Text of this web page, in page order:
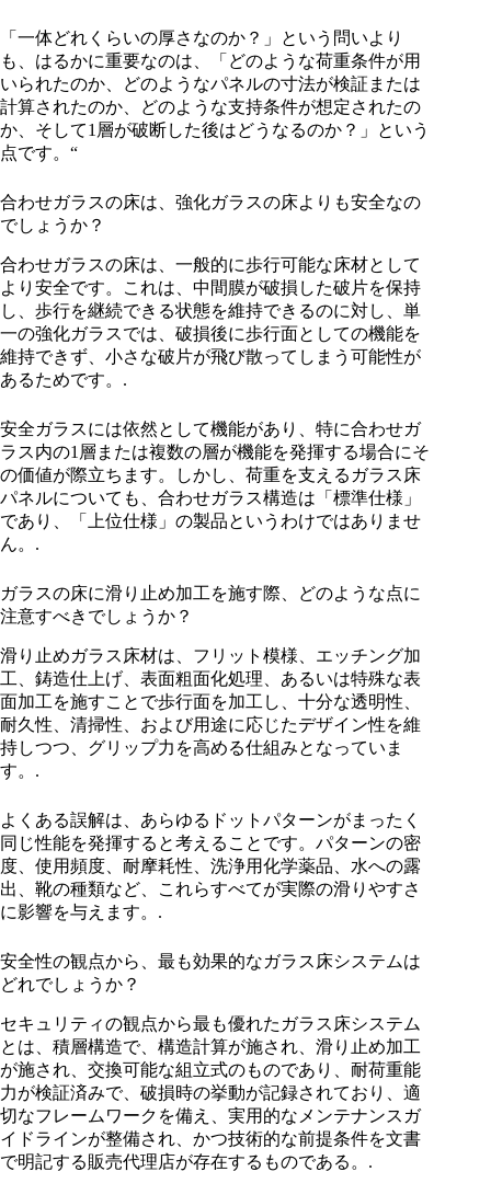
「一体どれくらいの厚さなのか？」という問いより
も、はるかに重要なのは、「どのような荷重条件が用
いられたのか、どのようなパネルの寸法が検証または
計算されたのか、どのような支持条件が想定されたの
か、そして1層が破断した後はどうなるのか？」という
点です。“
合わせガラスの床は、強化ガラスの床よりも安全なの
でしょうか？
合わせガラスの床は、一般的に歩行可能な床材として
より安全です。これは、中間膜が破損した破片を保持
し、歩行を継続できる状態を維持できるのに対し、単
一の強化ガラスでは、破損後に歩行面としての機能を
維持できず、小さな破片が飛び散ってしまう可能性が
あるためです。.
安全ガラスには依然として機能があり、特に合わせガ
ラス内の1層または複数の層が機能を発揮する場合にそ
の価値が際立ちます。しかし、荷重を支えるガラス床
パネルについても、合わせガラス構造は「標準仕様」
であり、「上位仕様」の製品というわけではありませ
ん。.
ガラスの床に滑り止め加工を施す際、どのような点に
注意すべきでしょうか？
滑り止めガラス床材は、フリット模様、エッチング加
工、鋳造仕上げ、表面粗面化処理、あるいは特殊な表
面加工を施すことで歩行面を加工し、十分な透明性、
耐久性、清掃性、および用途に応じたデザイン性を維
持しつつ、グリップ力を高める仕組みとなっていま
す。.
よくある誤解は、あらゆるドットパターンがまったく
同じ性能を発揮すると考えることです。パターンの密
度、使用頻度、耐摩耗性、洗浄用化学薬品、水への露
出、靴の種類など、これらすべてが実際の滑りやすさ
に影響を与えます。.
安全性の観点から、最も効果的なガラス床システムは
どれでしょうか？
セキュリティの観点から最も優れたガラス床システム
とは、積層構造で、構造計算が施され、滑り止め加工
が施され、交換可能な組立式のものであり、耐荷重能
力が検証済みで、破損時の挙動が記録されており、適
切なフレームワークを備え、実用的なメンテナンスガ
イドラインが整備され、かつ技術的な前提条件を文書
で明記する販売代理店が存在するものである。.